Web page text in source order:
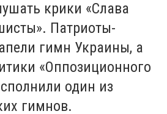
крики «Слава
Патриоты-
гимн Украины, а
«Оппозиционного
один из
гимнов.